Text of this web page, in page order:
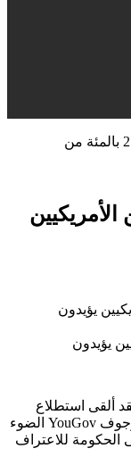
استطلاع يوضح أن 27 بالمئة من
بالمئة من الأمريكيين
يؤيدون
ألقى استطلاع
جديد أجرته شركة الأبحاث وتحليلات البيانات يوجوف YouGov الضوء
الحكومة للاعتراف